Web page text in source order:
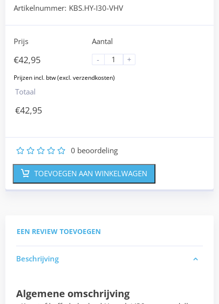
Artikelnummer: KBS.HY-I30-VHV
Prijs
€42,95
Aantal
-
+
Totaal
€42,95
5
4
3
2 0 beoordeling
TOEVOEGEN AAN WINKELWAGEN
EEN REVIEW TOEVOEGEN
Beschrijving
Algemene omschrijving